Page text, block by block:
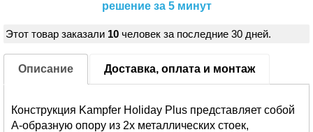
решение за 5 минут
Этот товар заказали 10 человек за последние 30 дней.
Описание Доставка, оплата и монтаж
Конструкция Kampfer Holiday Plus представляет собой
А-образную опору из 2х металлических стоек,